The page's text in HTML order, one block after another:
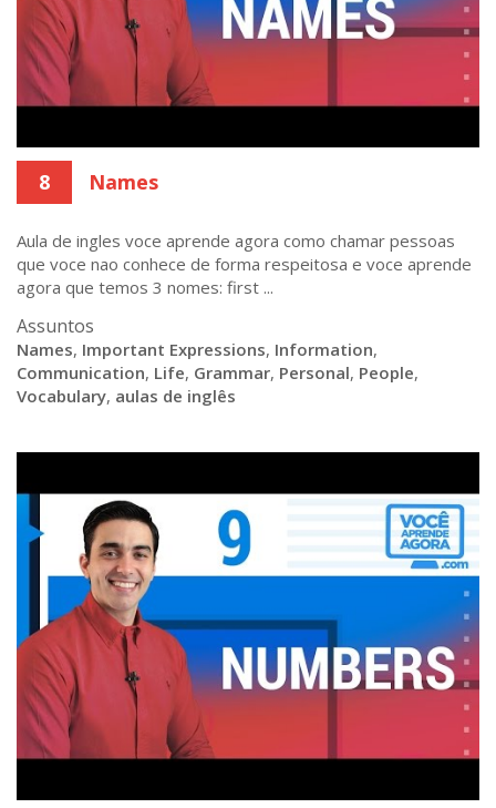
8 Names
Aula de ingles voce aprende agora como chamar pessoas
que voce nao conhece de forma respeitosa e voce aprende
agora que temos 3 nomes: first ...
Assuntos
Names, Important Expressions, Information,
Communication, Life, Grammar, Personal, People,
Vocabulary, aulas de inglês